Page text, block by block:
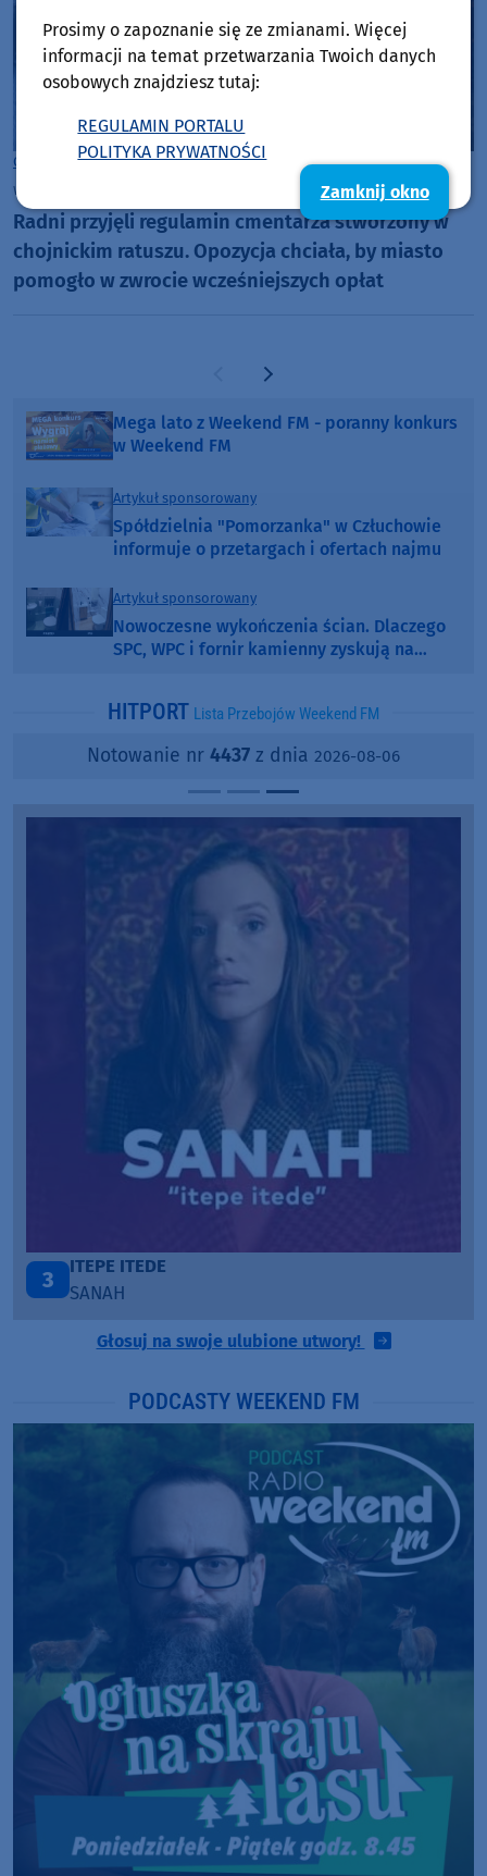
Chojnice
wtorek, 4 sierpnia 2026, 09:13
Radni przyjęli regulamin cmentarza stworzony w
chojnickim ratuszu. Opozycja chciała, by miasto
pomogło w zwrocie wcześniejszych opłat
Poprzednia strona
Następna strona
Mega lato z Weekend FM - poranny konkurs
w Weekend FM
Artykuł sponsorowany
Spółdzielnia "Pomorzanka" w Człuchowie
informuje o przetargach i ofertach najmu
Artykuł sponsorowany
Nowoczesne wykończenia ścian. Dlaczego
SPC, WPC i fornir kamienny zyskują na
HITPORT Lista Przebojów Weekend FM
Notowanie nr 4437 z dnia 2026-08-06
1
PÓŹNIEJ CI OPOWIEM
DAWID KWIATKOWSKI & MARGARET
Głosuj na swoje ulubione utwory!
PODCASTY WEEKEND FM
Prosimy o zapoznanie się ze zmianami. Więcej
informacji na temat przetwarzania Twoich danych
osobowych znajdziesz tutaj:
REGULAMIN PORTALU
POLITYKA PRYWATNOŚCI
Zamknij okno